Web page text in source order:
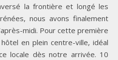
la frontière et longé les
nous avons finalement
midi. Pour cette première
en plein centre-ville, idéal
locale dès notre arrivée. 10